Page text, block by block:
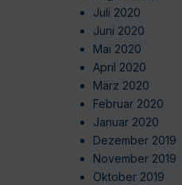
Juli 2020
Juni 2020
Mai 2020
April 2020
März 2020
Februar 2020
Januar 2020
Dezember 2019
November 2019
Oktober 2019